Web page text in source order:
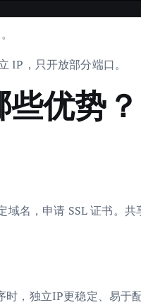
IP，只开放部分端口。
优势？
名，申请 SSL 证书。
，独立IP更稳定、易于